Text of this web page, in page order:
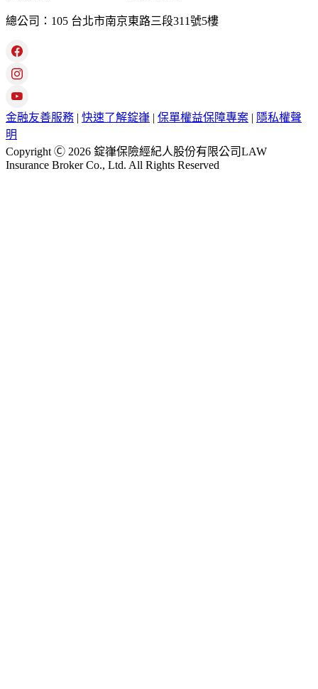
總公司：105 台北市南京東路三段311號5樓
金融友善服務 | 快速了解錠嵂 | 保單權益保障專案 | 隱私權聲
明
Copyright Ⓒ 2026 錠嵂保險經紀人股份有限公司LAW
Insurance Broker Co., Ltd. All Rights Reserved